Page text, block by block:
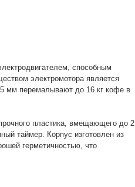
способным
электромотора является
мм перемалывают до 16 кг кофе в
пластика, вмещающего до 2
таймер. Корпус изготовлен из
герметичностью, что